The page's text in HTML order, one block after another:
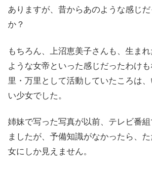
ありますが、昔からあのような感じ
か？
もちろん、上沼恵美子さんも、生ま
ような女帝といった感じだったわけ
里・万里として活動していたころは
い少女でした。
姉妹で写った写真が以前、テレビ番
ましたが、予備知識がなかったら、
女にしか見えません。